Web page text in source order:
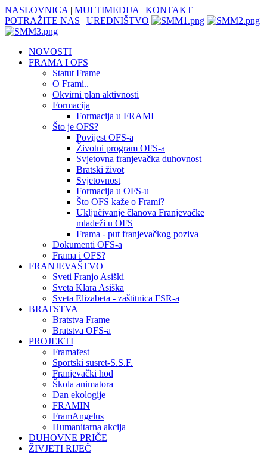
NASLOVNICA | MULTIMEDIJA | KONTAKT
POTRAŽITE NAS | UREDNIŠTVO
NOVOSTI
FRAMA I OFS
Statut Frame
O Frami..
Okvirni plan aktivnosti
Formacija
Formacija u FRAMI
Što je OFS?
Povijest OFS-a
Životni program OFS-a
Svjetovna franjevačka duhovnost
Bratski život
Svjetovnost
Formacija u OFS-u
Što OFS kaže o Frami?
Uključivanje članova Franjevačke
mladeži u OFS
Frama - put franjevačkog poziva
Dokumenti OFS-a
Frama i OFS?
FRANJEVAŠTVO
Sveti Franjo Asiški
Sveta Klara Asiška
Sveta Elizabeta - zaštitnica FSR-a
BRATSTVA
Bratstva Frame
Bratstva OFS-a
PROJEKTI
Framafest
Sportski susret-S.S.F.
Franjevački hod
Škola animatora
Dan ekologije
FRAMIN
FramAngelus
Humanitarna akcija
DUHOVNE PRIČE
ŽIVJETI RIJEČ